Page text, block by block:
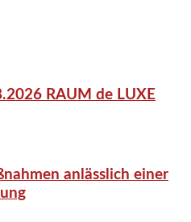
RAUM de LUXE
anlässlich einer